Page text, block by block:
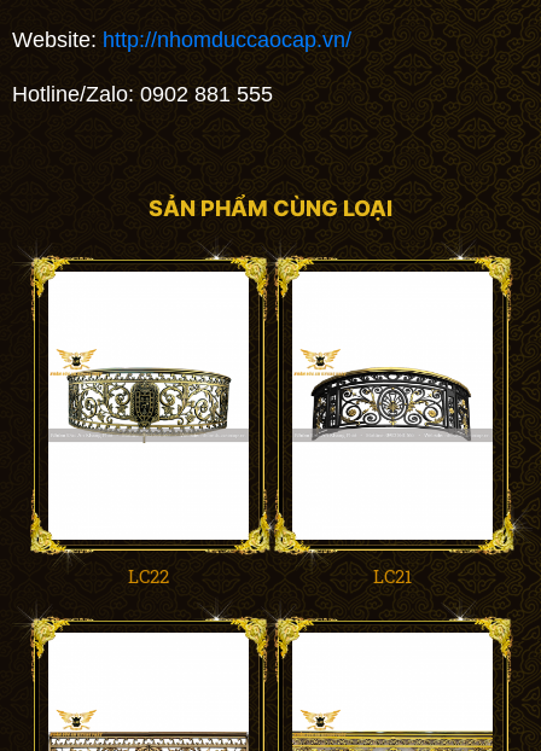
Website: http://nhomduccaocap.vn/
Hotline/Zalo: 0902 881 555
SẢN PHẨM CÙNG LOẠI
LC22 LC21